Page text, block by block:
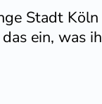
Stadt
das ein, was